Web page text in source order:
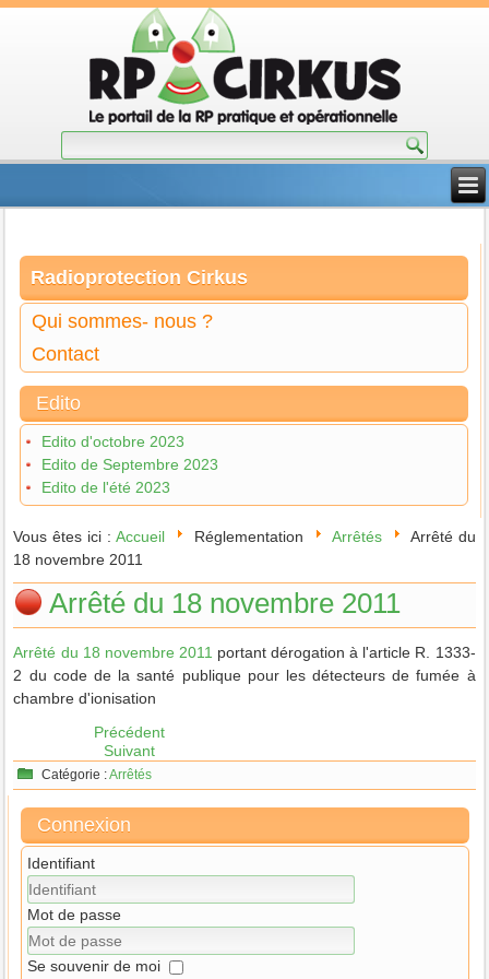
Radioprotection Cirkus
Qui sommes- nous ?
Contact
Edito
Edito d'octobre 2023
Edito de Septembre 2023
Edito de l'été 2023
Vous êtes ici : Accueil Réglementation Arrêtés
Arrêté du
18 novembre 2011
Arrêté du 18 novembre 2011
Arrêté du 18 novembre 2011 portant dérogation à l'article R. 1333-
2 du code de la santé publique pour les détecteurs de fumée à
chambre d'ionisation
Précédent
Suivant
Catégorie :Arrêtés
Connexion
Identifiant
Mot de passe
Se souvenir de moi